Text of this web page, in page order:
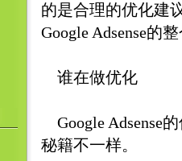
的是合理的优化建
Google Adsense的
谁在做优化
Google Adsense
秘籍不一样。